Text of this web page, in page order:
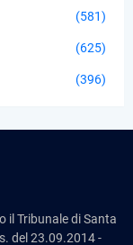
(581)
(625)
(396)
il Tribunale di Santa
del 23.09.2014 -